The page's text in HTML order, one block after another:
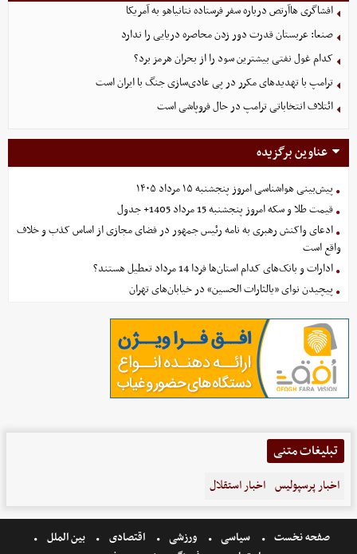
افشاگری هاآرتص درباره سفر فرستاده نتانیاهو به آمریکا
صنعا: عربستان قدرت دور زدن محاصره دریایی را ندارد
کدام غول نفتی بیشترین سود را از بحران هرمز برد؟
ترامپ با تهدیدهای مکرر در پی عادی‌سازی جنگ با ایران است
ائتلاف انتخاباتی ترامپ در حال فروپاشی است
عناوین برگزیده
پیش‌بینی هواشناسی امروز پنجشنبه ۱۵ مرداد ۱۴۰۵
قیمت طلا و سکه امروز پنجشنبه 15 مرداد 1405+ جدول
ادعای واکنش رهبری به نامه رئیس جمهور در فضای مجازی از اساس کذب و خلاف
واقع است
ادارات و بانک‌های کدام استان‌ها فردا 14 مرداد تعطیل هستند؟
پیچیدن نوای «یالثارات الحسین» در خیابان‌های تهران
تبلیغات متنی
اخبار پرسپولیس اخبار استقلال
صفحه نخست سیاسی ورزشی اقتصادی
بین الملل